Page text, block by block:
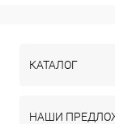
КАТАЛОГ
НАШИ